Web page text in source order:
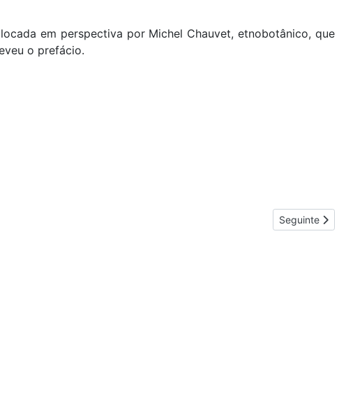
em perspectiva por Michel Chauvet, etnobotânico, que
o prefácio.
Artigo
Seguinte